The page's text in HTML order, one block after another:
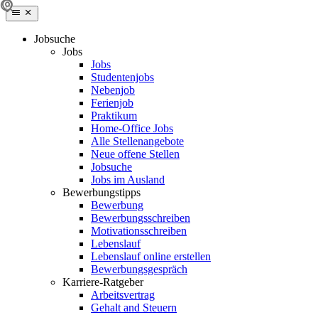
Jobsuche
Jobs
Jobs
Studentenjobs
Nebenjob
Ferienjob
Praktikum
Home-Office Jobs
Alle Stellenangebote
Neue offene Stellen
Jobsuche
Jobs im Ausland
Bewerbungstipps
Bewerbung
Bewerbungsschreiben
Motivationsschreiben
Lebenslauf
Lebenslauf online erstellen
Bewerbungsgespräch
Karriere-Ratgeber
Arbeitsvertrag
Gehalt and Steuern